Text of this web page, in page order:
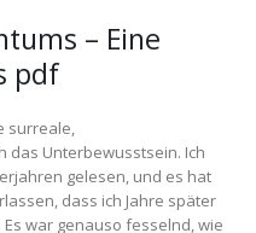
– Eine
pdf
surreale,
das Unterbewusstsein. Ich
gelesen, und es hat
dass ich Jahre später
war genauso fesselnd, wie